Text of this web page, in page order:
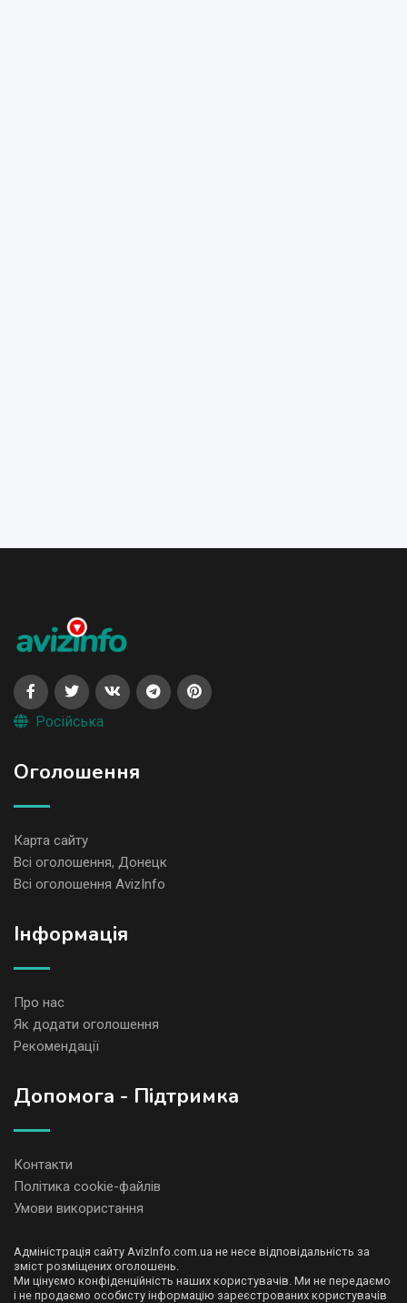
Російська
Оголошення
Карта сайту
Всі оголошення, Донецк
Всі оголошення AvizInfo
Iнформація
Про нас
Як додати оголошення
Рекомендації
Допомога - Підтримка
Контакти
Політика cookie-файлів
Умови використання
Адміністрація сайту AvizInfo.com.ua не несе відповідальність за
зміст розміщених оголошень.
Ми цінуємо конфіденційність наших користувачів. Ми не передаємо
і не продаємо особисту інформацію зареєстрованих користувачів